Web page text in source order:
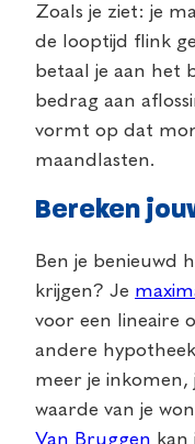
Zoals je ziet: je
de looptijd flink
betaal je aan het
bedrag aan
vormt op dat
maandlasten.
Bereken
Ben je benieuwd
krijgen? Je
voor een lineaire
andere
meer je inkomen,
waarde van je
Van Bruggen kan